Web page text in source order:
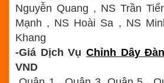
Nguyễn Quang , NS Trần
Mạnh , NS Hoài Sa , NS
Khang
-Giá Dịch Vụ Chỉnh Dây
VND